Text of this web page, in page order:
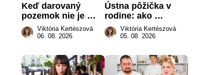
Keď darovaný
pozemok nie je
„hotová vec“: kedy
môže darca žiadať
Viktória Kertészová
06. 08. 2026
Ústna pôžička v
rodine: ako
vymôcť peniaze,
keď na papieri nie
Viktória Kertészová
05. 08. 2026